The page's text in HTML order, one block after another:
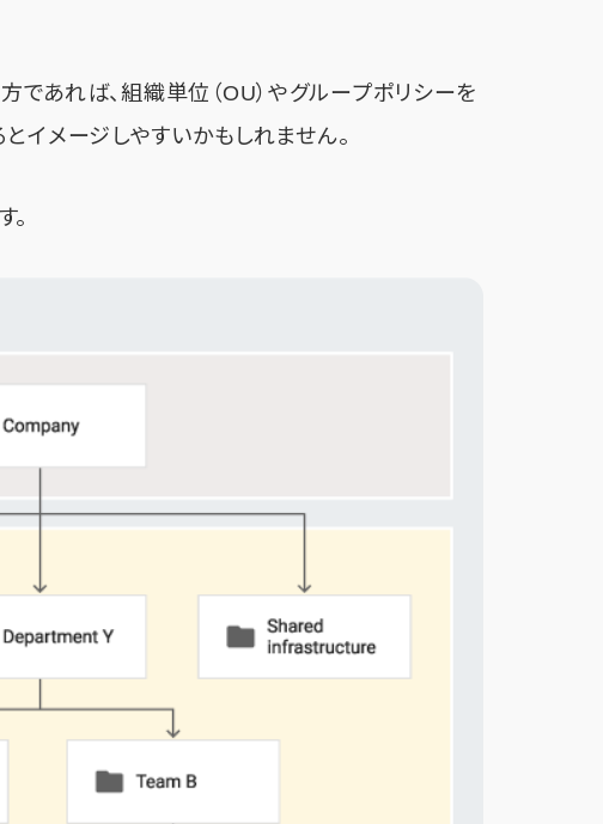
あれば、組織単位（OU）やグループポリシーを
イメージしやすいかもしれません。